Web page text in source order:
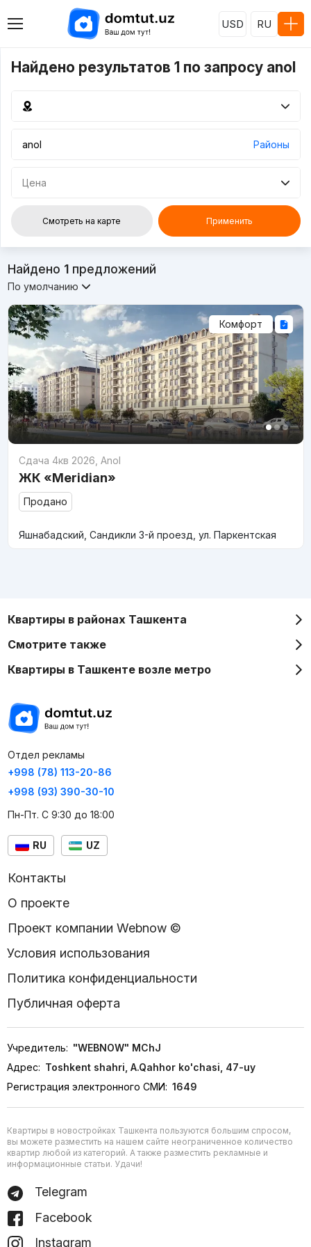
USD RU
Найдено результатов 1 по запросу anol
Районы
Цена
Смотреть на карте Применить
Найдено 1предложений
По умолчанию
Комфорт
Сдача 4кв 2026 Anol
ЖК «Meridian»
Продано
Яшнабадский, Сандикли 3-й проезд, ул. Паркентская
Квартиры в районах Ташкента
Смотрите также
Квартиры в Ташкенте возле метро
Отдел рекламы
+998 (78) 113-20-86
+998 (93) 390-30-10
Пн-Пт. С 9:30 до 18:00
RU UZ
Контакты
О проекте
Проект компании Webnow ©
Условия использования
Политика конфиденциальности
Публичная оферта
Учредитель: "WEBNOW" MChJ
Адрес: Toshkent shahri, A.Qahhor ko'chasi, 47-uy
Регистрация электронного СМИ: 1649
Квартиры в новостройках Ташкента пользуются большим спросом,
вы можете разместить на нашем сайте неограниченное количество
квартир любой из категорий. А также разместить рекламные и
информационные статьи. Удачи!
Telegram
Facebook
Instagram